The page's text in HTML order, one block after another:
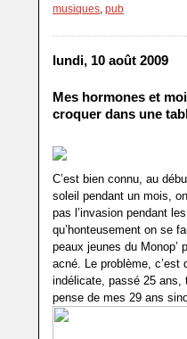
musiques, pub
lundi, 10 août 2009
Mes hormones et
croquer dans une
C’est bien connu, au
soleil pendant un mois,
pas l’invasion pendant
qu’honteusement on se
peaux jeunes du
acné. Le problème,
indélicate, passé 25 ans,
pense de mes 29 ans